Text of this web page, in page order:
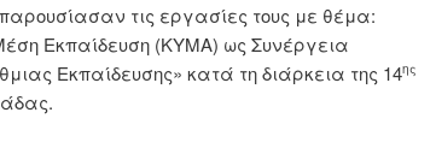
τις εργασίες τους με θέμα:
Εκπαίδευση (ΚΥΜΑ) ως Συνέργεια
Εκπαίδευσης» κατά τη διάρκεια της 14ης